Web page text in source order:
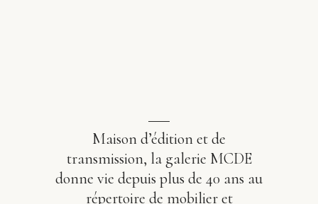
Maison d’édition et de
transmission, la galerie MCDE
donne vie depuis plus de 40 ans au
répertoire de mobilier et